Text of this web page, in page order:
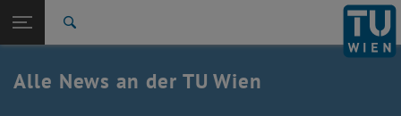
TU Login
Quicklinks
Quicklinks-Menü umschalten
Studium
Karriere
Alle News an der TU Wien